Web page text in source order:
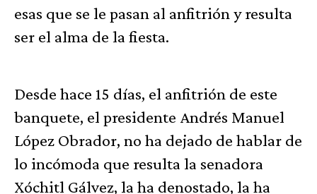
esas que se le pasan al anfitrión y resulta
ser el alma de la fiesta.
Desde hace 15 días, el anfitrión de este
banquete, el presidente Andrés Manuel
López Obrador, no ha dejado de hablar de
lo incómoda que resulta la senadora
Xóchitl Gálvez, la ha denostado, la ha